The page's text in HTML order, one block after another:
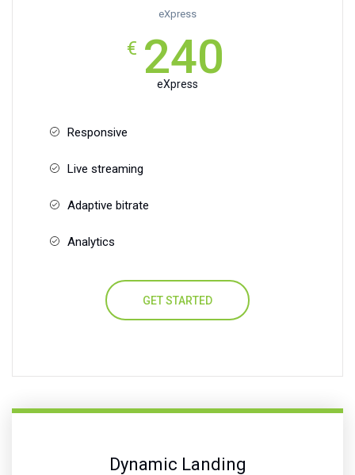
eXpress
€ 240
eXpress
Responsive
Live streaming
Adaptive bitrate
Analytics
GET STARTED
Dynamic Landing